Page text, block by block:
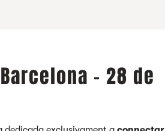
- 28 de